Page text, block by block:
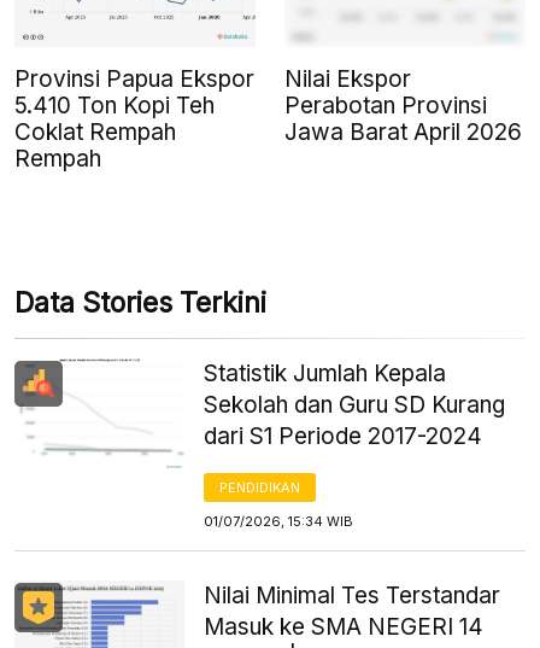
Provinsi Papua Ekspor
5.410 Ton Kopi Teh
Coklat Rempah
Rempah
Nilai Ekspor
Perabotan Provinsi
Jawa Barat April 2026
Data Stories Terkini
Statistik Jumlah Kepala
Sekolah dan Guru SD Kurang
dari S1 Periode 2017-2024
PENDIDIKAN
01/07/2026, 15:34 WIB
Nilai Minimal Tes Terstandar
Masuk ke SMA NEGERI 14